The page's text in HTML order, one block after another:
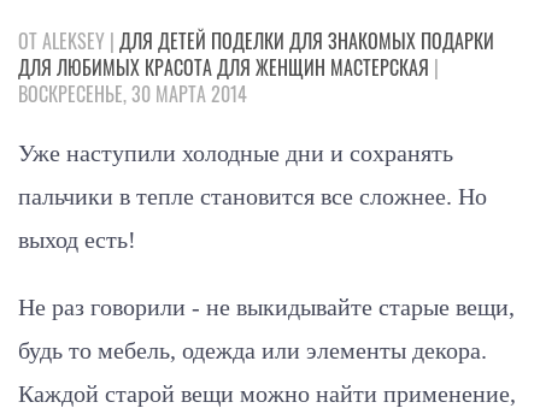
ОТ ALEKSEY | ДЛЯ ДЕТЕЙ ПОДЕЛКИ ДЛЯ ЗНАКОМЫХ ПОДАРКИ
ДЛЯ ЛЮБИМЫХ КРАСОТАДЛЯ ЖЕНЩИН МАСТЕРСКАЯ |
ВОСКРЕСЕНЬЕ, 30 МАРТА 2014
Уже наступили холодные дни и сохранять
пальчики в тепле становится все сложнее. Но
выход есть!
Не раз говорили - не выкидывайте старые вещи,
будь то мебель, одежда или элементы декора.
Каждой старой вещи можно найти применение,